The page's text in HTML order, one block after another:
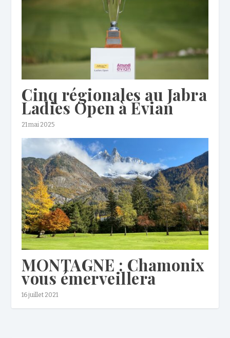
Cinq régionales au Jabra
Ladies Open à Evian
21 mai 2025
MONTAGNE : Chamonix
vous émerveillera
16 juillet 2021